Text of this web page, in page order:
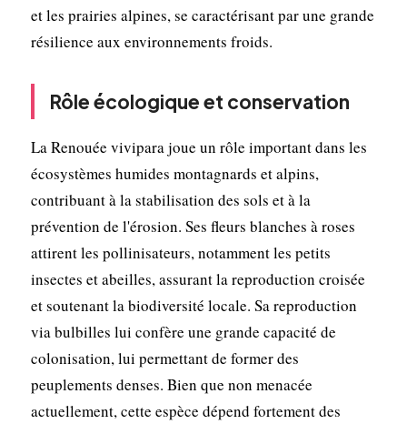
et les prairies alpines, se caractérisant par une grande
résilience aux environnements froids.
Rôle écologique et conservation
La Renouée vivipara joue un rôle important dans les
écosystèmes humides montagnards et alpins,
contribuant à la stabilisation des sols et à la
prévention de l'érosion. Ses fleurs blanches à roses
attirent les pollinisateurs, notamment les petits
insectes et abeilles, assurant la reproduction croisée
et soutenant la biodiversité locale. Sa reproduction
via bulbilles lui confère une grande capacité de
colonisation, lui permettant de former des
peuplements denses. Bien que non menacée
actuellement, cette espèce dépend fortement des